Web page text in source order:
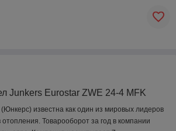
Junkers Eurostar ZWE 24-4 MFK
известна как один из мировых лидеров
отопления. Товарооборот за год в компании